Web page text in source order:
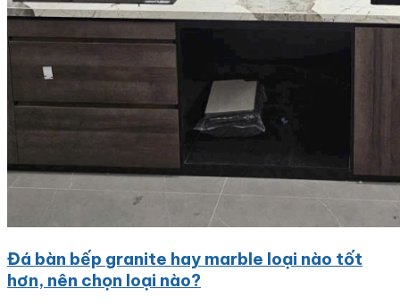
Đá bàn bếp granite hay marble loại nào tốt
hơn, nên chọn loại nào?